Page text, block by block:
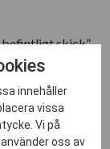
skick”.
direkt eller
innehåll.
eller den
virus eller andra
sig rätten att när
innehåller
vissa
Vi på
oss av